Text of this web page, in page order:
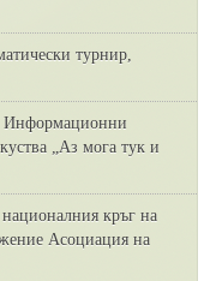
турнир,
Информационни
„Аз мога тук и
кръг на
Асоциация на